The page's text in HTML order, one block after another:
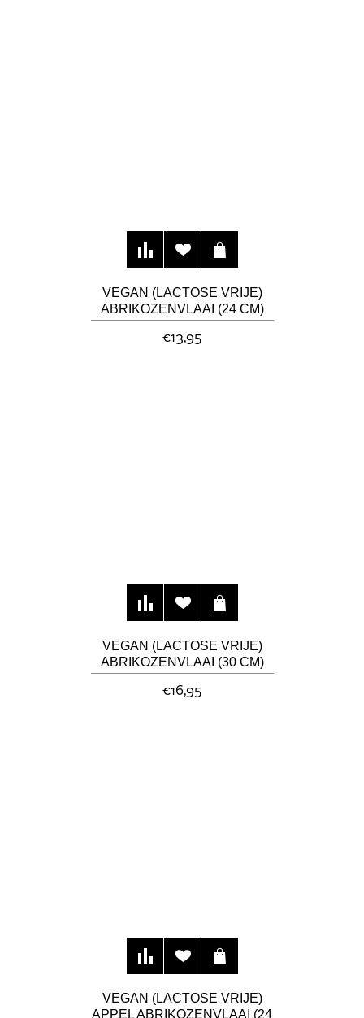
VEGAN (LACTOSE VRIJE)
ABRIKOZENVLAAI (24 CM)
€13,95
VEGAN (LACTOSE VRIJE)
ABRIKOZENVLAAI (30 CM)
€16,95
VEGAN (LACTOSE VRIJE)
APPEL ABRIKOZENVLAAI (24